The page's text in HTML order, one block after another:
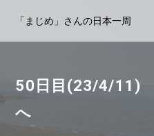
「まじめ」さんの日本一周
50日目(23/4/11)
へ